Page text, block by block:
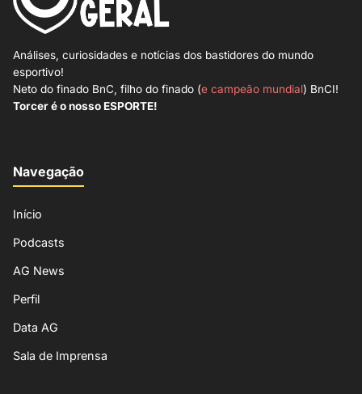
Análises, curiosidades e notícias dos bastidores do mundo
esportivo!
Neto do finado BnC, filho do finado (e campeão mundial) BnCI!
Torcer é o nosso ESPORTE!
Navegação
Início
Podcasts
AG News
Perfil
Data AG
Sala de Imprensa